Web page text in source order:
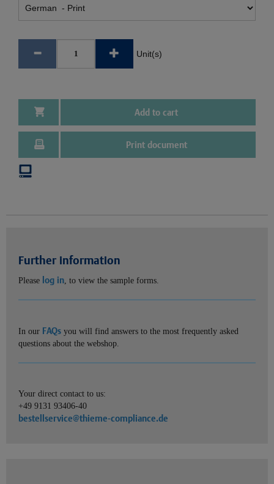
Unit(s)
Add to cart
Print document
Further information
Please log in, to view the sample forms.
In our FAQs you will find answers to the most frequently asked
questions about the webshop.
Your direct contact to us:
+49 9131 93406-40
bestellservice@thieme-compliance.de